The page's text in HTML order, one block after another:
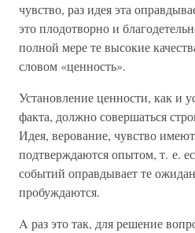
чувство, раз идея эта
это плодотворно и
полной мере те высокие
словом «ценность».
Установление ценности, как и
факта, должно совершаться
Идея, верование, чувство
подтверждаются опытом, т. е.
событий оправдывает те
пробуждаются.
A раз это так, для решение